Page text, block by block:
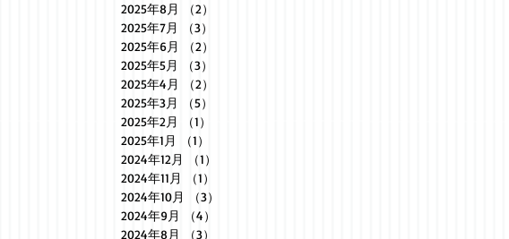
2025年8月
（2）
2025年7月
（3）
2025年6月
（2）
2025年5月
（3）
2025年4月
（2）
2025年3月
（5）
2025年2月
（1）
2025年1月
（1）
2024年12月
（1）
2024年11月
（1）
2024年10月
（3）
2024年9月
（4）
2024年8月
（3）